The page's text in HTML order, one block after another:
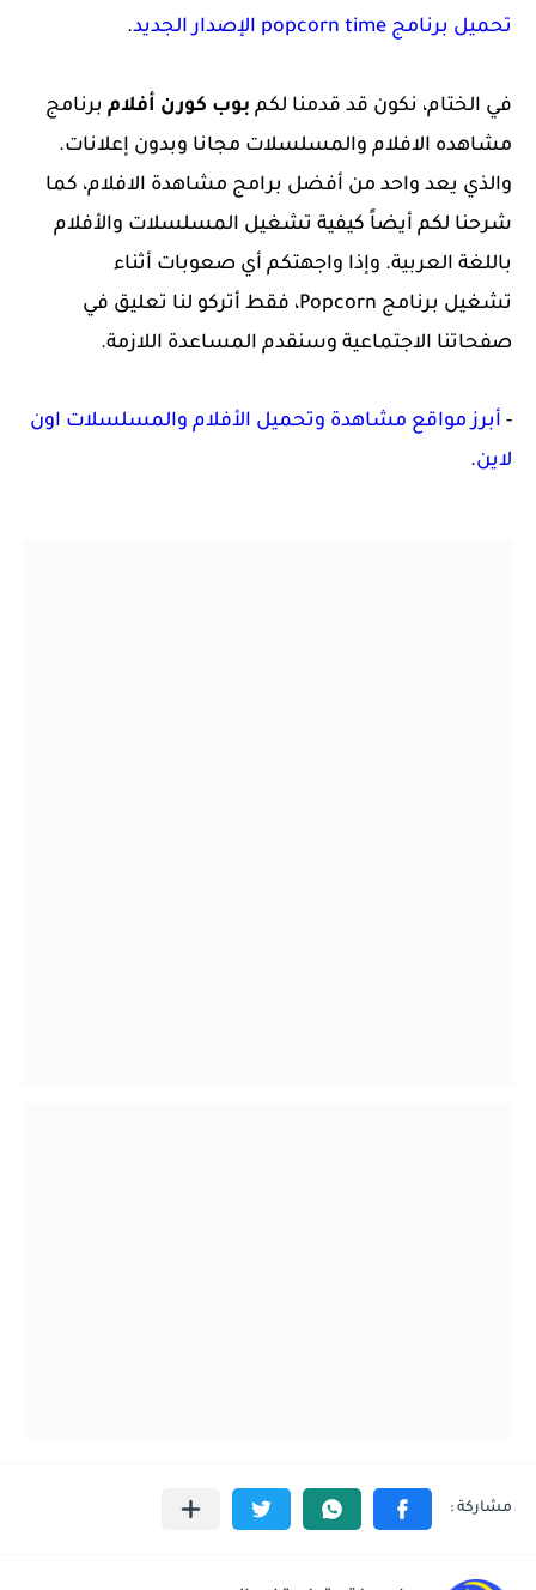
تحميل برنامج popcorn time الإصدار الجديد .
في الختام، نكون قد قدمنا لكم بوب كورن أفلام برنامج
مشاهده الافلام والمسلسلات مجانا وبدون إعلانات.
والذي يعد واحد من أفضل برامج مشاهدة الافلام، كما
شرحنا لكم أيضاً كيفية تشغيل المسلسلات والأفلام
باللغة العربية. وإذا واجهتكم أي صعوبات أثناء
تشغيل برنامج Popcorn، فقط أتركو لنا تعليق في
صفحاتنا الاجتماعية وسنقدم المساعدة اللازمة.
- أبرز مواقع مشاهدة وتحميل الأفلام والمسلسلات اون
لاين.